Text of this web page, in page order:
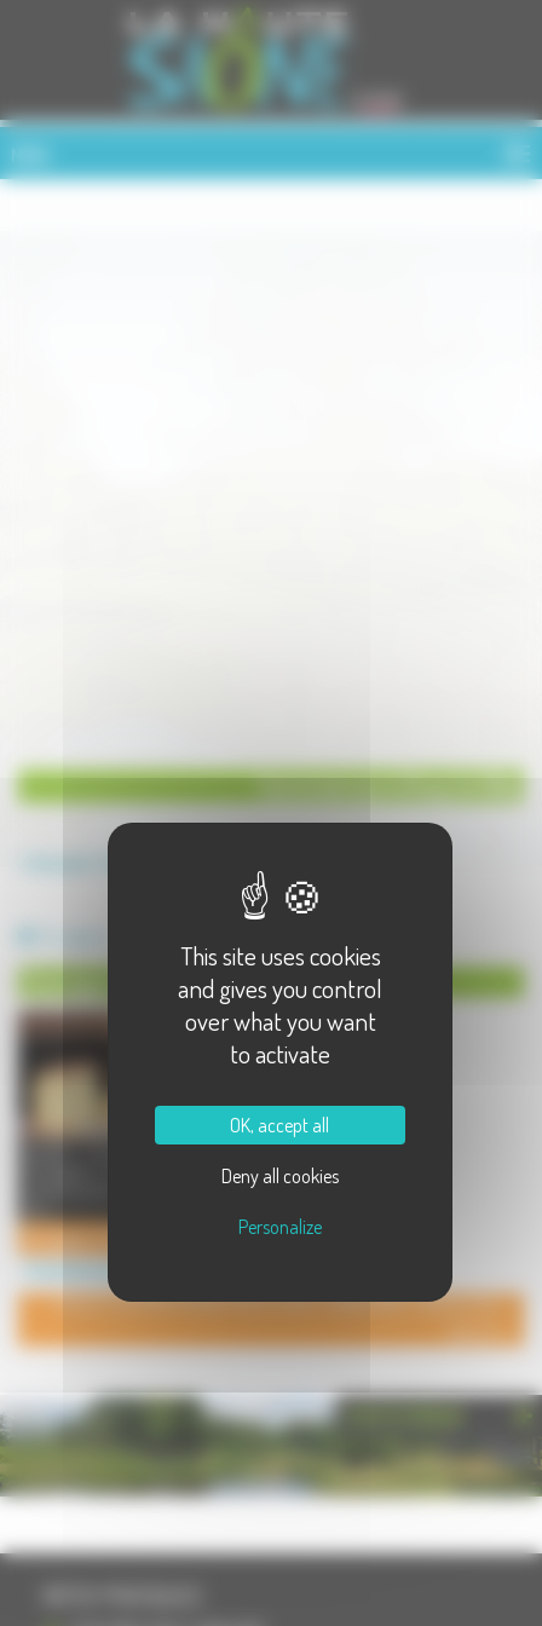
Commerces à Gray la Ville
Commerces à Gray la Ville - 1 résultat(s)
Fromagerie à Gray la Ville
Société fondée en 1862, la
fromagerie Mauron fabrique et
commercialise des fromages et
des ...
Fromagerie Mauron
Commerces à Gray la Ville
POUR AJOUTER VOTRE PAGE DANS L'ANNUAIRE, CONTACTEZ-
NOUS
Cookies management panel
This site uses cookies
and gives you control
over what you want
to activate
OK, accept all
Deny all cookies
Personalize